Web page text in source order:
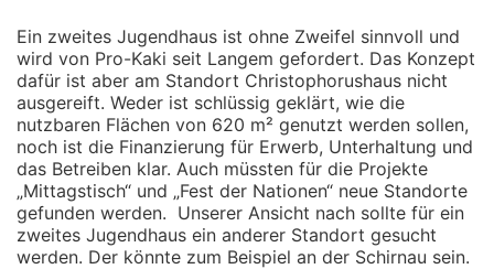
Ein zweites Jugendhaus ist ohne Zweifel sinnvoll und
wird von Pro-Kaki seit Langem gefordert. Das Konzept
dafür ist aber am Standort Christophorushaus nicht
ausgereift. Weder ist schlüssig geklärt, wie die
nutzbaren Flächen von 620 m² genutzt werden sollen,
noch ist die Finanzierung für Erwerb, Unterhaltung und
das Betreiben klar. Auch müssten für die Projekte
„Mittagstisch“ und „Fest der Nationen“ neue Standorte
gefunden werden. Unserer Ansicht nach sollte für ein
zweites Jugendhaus ein anderer Standort gesucht
werden. Der könnte zum Beispiel an der Schirnau sein.